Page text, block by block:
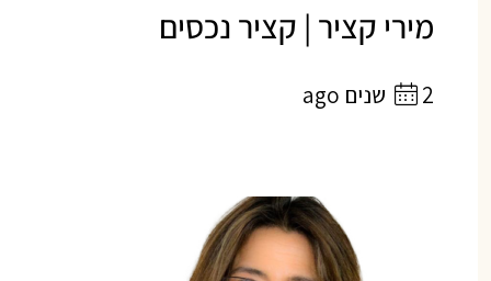
מירי קציר | קציר נכסים
2 שנים ago